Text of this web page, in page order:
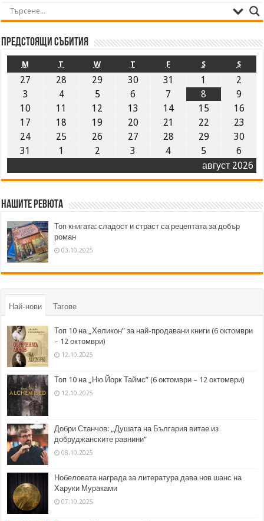
Предстоящи събития
август 2026
M T W T F S S
27 28 29 30 31 1
2
3
4 5 6 7 8
9
10
11 12 13 14 15
16
17
18 19 20 21 22
23
24
25 26 27 28 29
30
31
1 2 3 4 5 6
Нашите ревюта
Топ книгата: сладост и страст са рецептата за добър
роман
03.10.2025
Най-нови Тагове
Топ 10 на „Хеликон” за най-продавани книги (6 октомври
– 12 октомври)
12.10.2025
Топ 10 на „Ню Йорк Таймс” (6 октомври – 12 октомври)
12.10.2025
Добри Станчов: „Душата на България витае из
добруджанските равнини“
08.10.2025
Нобеловата награда за литература дава нов шанс на
Харуки Мураками
07.10.2025